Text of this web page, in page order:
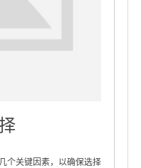
个关键因素，以确保选择